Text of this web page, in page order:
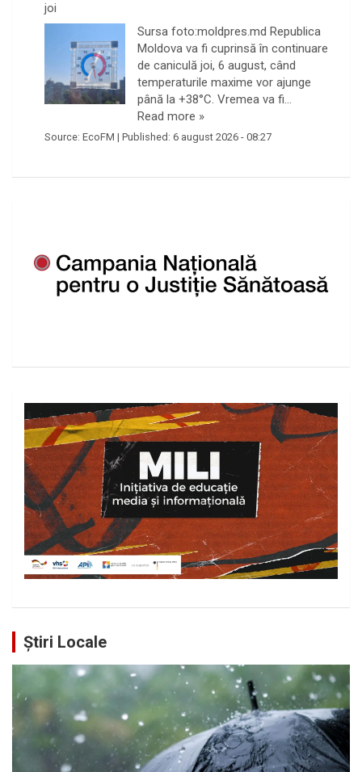
joi
Sursa foto:moldpres.md Republica
Moldova va fi cuprinsă în continuare
de caniculă joi, 6 august, când
temperaturile maxime vor ajunge
până la +38°C. Vremea va fi…
Read more »
Source: EcoFM | Published: 6 august 2026 - 08:27
Știri Locale